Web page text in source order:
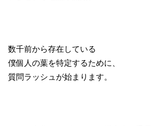
数千前から存在している
僕個人の葉を特定するために、
質問ラッシュが始まります。